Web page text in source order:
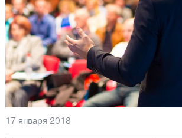
17 января 2018